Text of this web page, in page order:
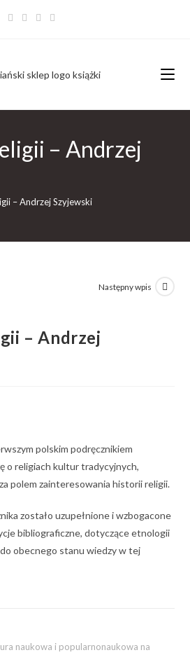
– Andrzej
– Andrzej Szyjewski
Następny wpis
– Andrzej
polskim podręcznikiem
o religiach kultur tradycyjnych,
polem zainteresowania historii religii.
zostało uzupełnione i wzbogacone
bibliograficzne, dotyczące etnologii
obecnego stanu wiedzy w tej
naukowa i popularnonaukowa na